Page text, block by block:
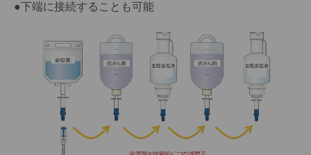
●下端に接続することも可能